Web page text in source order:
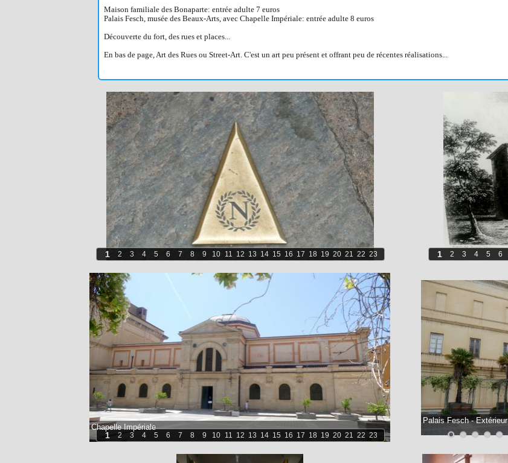
Palais Fesch - Extérieur
Chapelle Impériale
1 2 3 4 5 6 7 8 9 10 11 12 13 14 15 16 17 18 19 20 21 22 23
1 2 3 4 5 6
1 2 3 4 5 6 7 8 9 10 11 12 13 14 15 16 17 18 19 20 21 22 23
Maison familiale des Bonaparte: entrée adulte 7 euros
Palais Fesch, musée des Beaux-Arts, avec Chapelle Impériale: entrée adulte 8 euros
Découverte du fort, des rues et places...
En bas de page, Art des Rues ou Street-Art. C'est un art peu présent et offrant peu de récentes réalisations...